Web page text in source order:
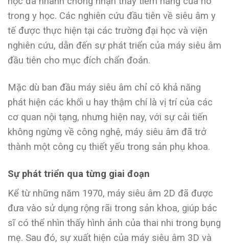
trong y học. Các nghiên cứu đầu tiên về siêu âm y
tế được thực hiện tại các trường đại học và viện
nghiên cứu, dẫn đến sự phát triển của máy siêu âm
đầu tiên cho mục đích chẩn đoán.
Mặc dù ban đầu máy siêu âm chỉ có khả năng
phát hiện các khối u hay thậm chí là vị trí của các
cơ quan nội tạng, nhưng hiện nay, với sự cải tiến
không ngừng về công nghệ, máy siêu âm đã trở
thành một công cụ thiết yếu trong sản phụ khoa.
Sự phát triển qua từng giai đoạn
Kể từ những năm 1970, máy siêu âm 2D đã được
đưa vào sử dụng rộng rãi trong sản khoa, giúp bác
sĩ có thể nhìn thấy hình ảnh của thai nhi trong bụng
mẹ. Sau đó, sự xuất hiện của máy siêu âm 3D và